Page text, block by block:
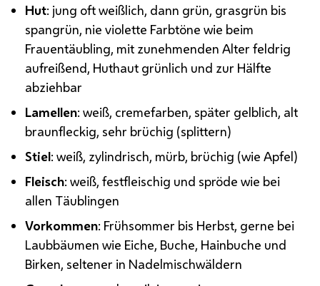
Hut: jung oft weißlich, dann grün, grasgrün bis
spangrün, nie violette Farbtöne wie beim
Frauentäubling, mit zunehmenden Alter feldrig
aufreißend, Huthaut grünlich und zur Hälfte
abziehbar
Lamellen: weiß, cremefarben, später gelblich, alt
braunfleckig, sehr brüchig (splittern)
Stiel: weiß, zylindrisch, mürb, brüchig (wie Apfel)
Fleisch: weiß, festfleischig und spröde wie bei
allen Täublingen
Vorkommen: Frühsommer bis Herbst, gerne bei
Laubbäumen wie Eiche, Buche, Hainbuche und
Birken, seltener in Nadelmischwäldern